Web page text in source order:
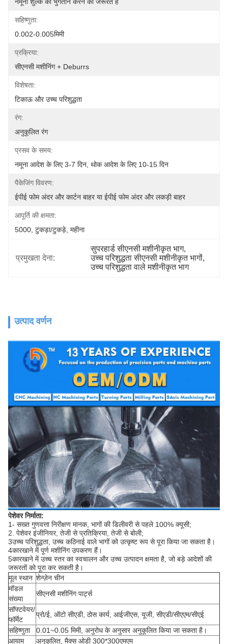
सहिष्णुता:
0.002-0.005मिमी
प्रक्रिया:
सीएनसी मशीनिंग + Deburrs
विशेषता:
टिकाऊ और उच्च परिशुद्धता
रंग:
अनुकूलित रंग
प्रसव के समय:
नमूना आदेश के लिए 3-7 दिन, थोक आदेश के लिए 10-15 दिन
पैकेजिंग विवरण:
ईपीई फोम अंदर और कार्टन बाहर या ईपीई फोम अंदर और लकड़ी बाहर
आपूर्ति की क्षमता:
5000, टुकड़ा/टुकड़े, महीना
प्रमुखता देना:
सुपरहार्ड सीएनसी मशीनीकृत भाग,
उच्च परिशुद्धता सीएनसी मशीनीकृत भागों,
उच्च परिशुद्धता वाले मशीनीकृत भाग
उत्पाद वर्णन
पेशेवर निर्माता:
1- सख्त गुणवत्ता निरीक्षण मानक, भागों की डिलीवरी से पहले 100% क्यूसी;
2. पेशेवर इंजीनियर, तेजी से प्रतिक्रिया, तेजी से बोली;
3उच्च परिशुद्धता, उच्च कठिनाई वाले भागों को उत्कृष्ट रूप से पूरा किया जा सकता है।
4कारखाने में पूर्ण मशीनिंग उपकरण हैं।
5कारखाने में उच्च स्तर का स्वचालन और उच्च उत्पादन क्षमता है, जो बड़े आदेशों की
जरूरतों को पूरा कर सकती है।
मूल स्थान शेन्ज़ेन चीन
मॉडल
संख्या
सीएनसी मशीनिंग पार्ट्स
सॉफ्टवेयर/
फॉर्मेट
प्रो/ई, ऑटो सीएडी, ठोस कार्य, आईजीएस, यूजी, सीएडी/सीएएम/सीएई
सहिष्णुता
0.01~0.05 मिमी, अनुरोध के अनुसार अनुकूलित किया जा सकता है।
आयाम
अनुकूलित, मैक्स ओडी 300*300एमएम